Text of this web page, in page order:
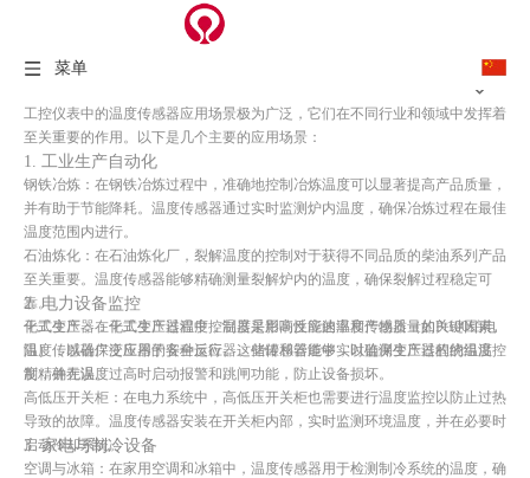
菜单
工控仪表中的温度传感器应用场景极为广泛，它们在不同行业和领域中发挥着
至关重要的作用。以下是几个主要的应用场景：
1. 工业生产自动化
钢铁冶炼：在钢铁冶炼过程中，准确地控制冶炼温度可以显著提高产品质量，
并有助于节能降耗。温度传感器通过实时监测炉内温度，确保冶炼过程在最佳
温度范围内进行。
石油炼化：在石油炼化厂，裂解温度的控制对于获得不同品质的柴油系列产品
至关重要。温度传感器能够精确测量裂解炉内的温度，确保裂解过程稳定可
靠。
化工生产：在化工生产过程中，温度是影响反应速率和产物质量的关键因素。
温度传感器广泛应用于各种反应器、储罐和管道中，以确保生产过程的温度控
制精确无误。
2. 电力设备监控
干式变压器：干式变压器温度控制器采用高性能的温度传感器（如Pt100铂电
阻），以确保变压器的安全运行。这些传感器能够实时监测变压器的绕组温
度，并在温度过高时启动报警和跳闸功能，防止设备损坏。
高低压开关柜：在电力系统中，高低压开关柜也需要进行温度监控以防止过热
导致的故障。温度传感器安装在开关柜内部，实时监测环境温度，并在必要时
启动冷却系统。
3. 家电与制冷设备
空调与冰箱：在家用空调和冰箱中，温度传感器用于检测制冷系统的温度，确